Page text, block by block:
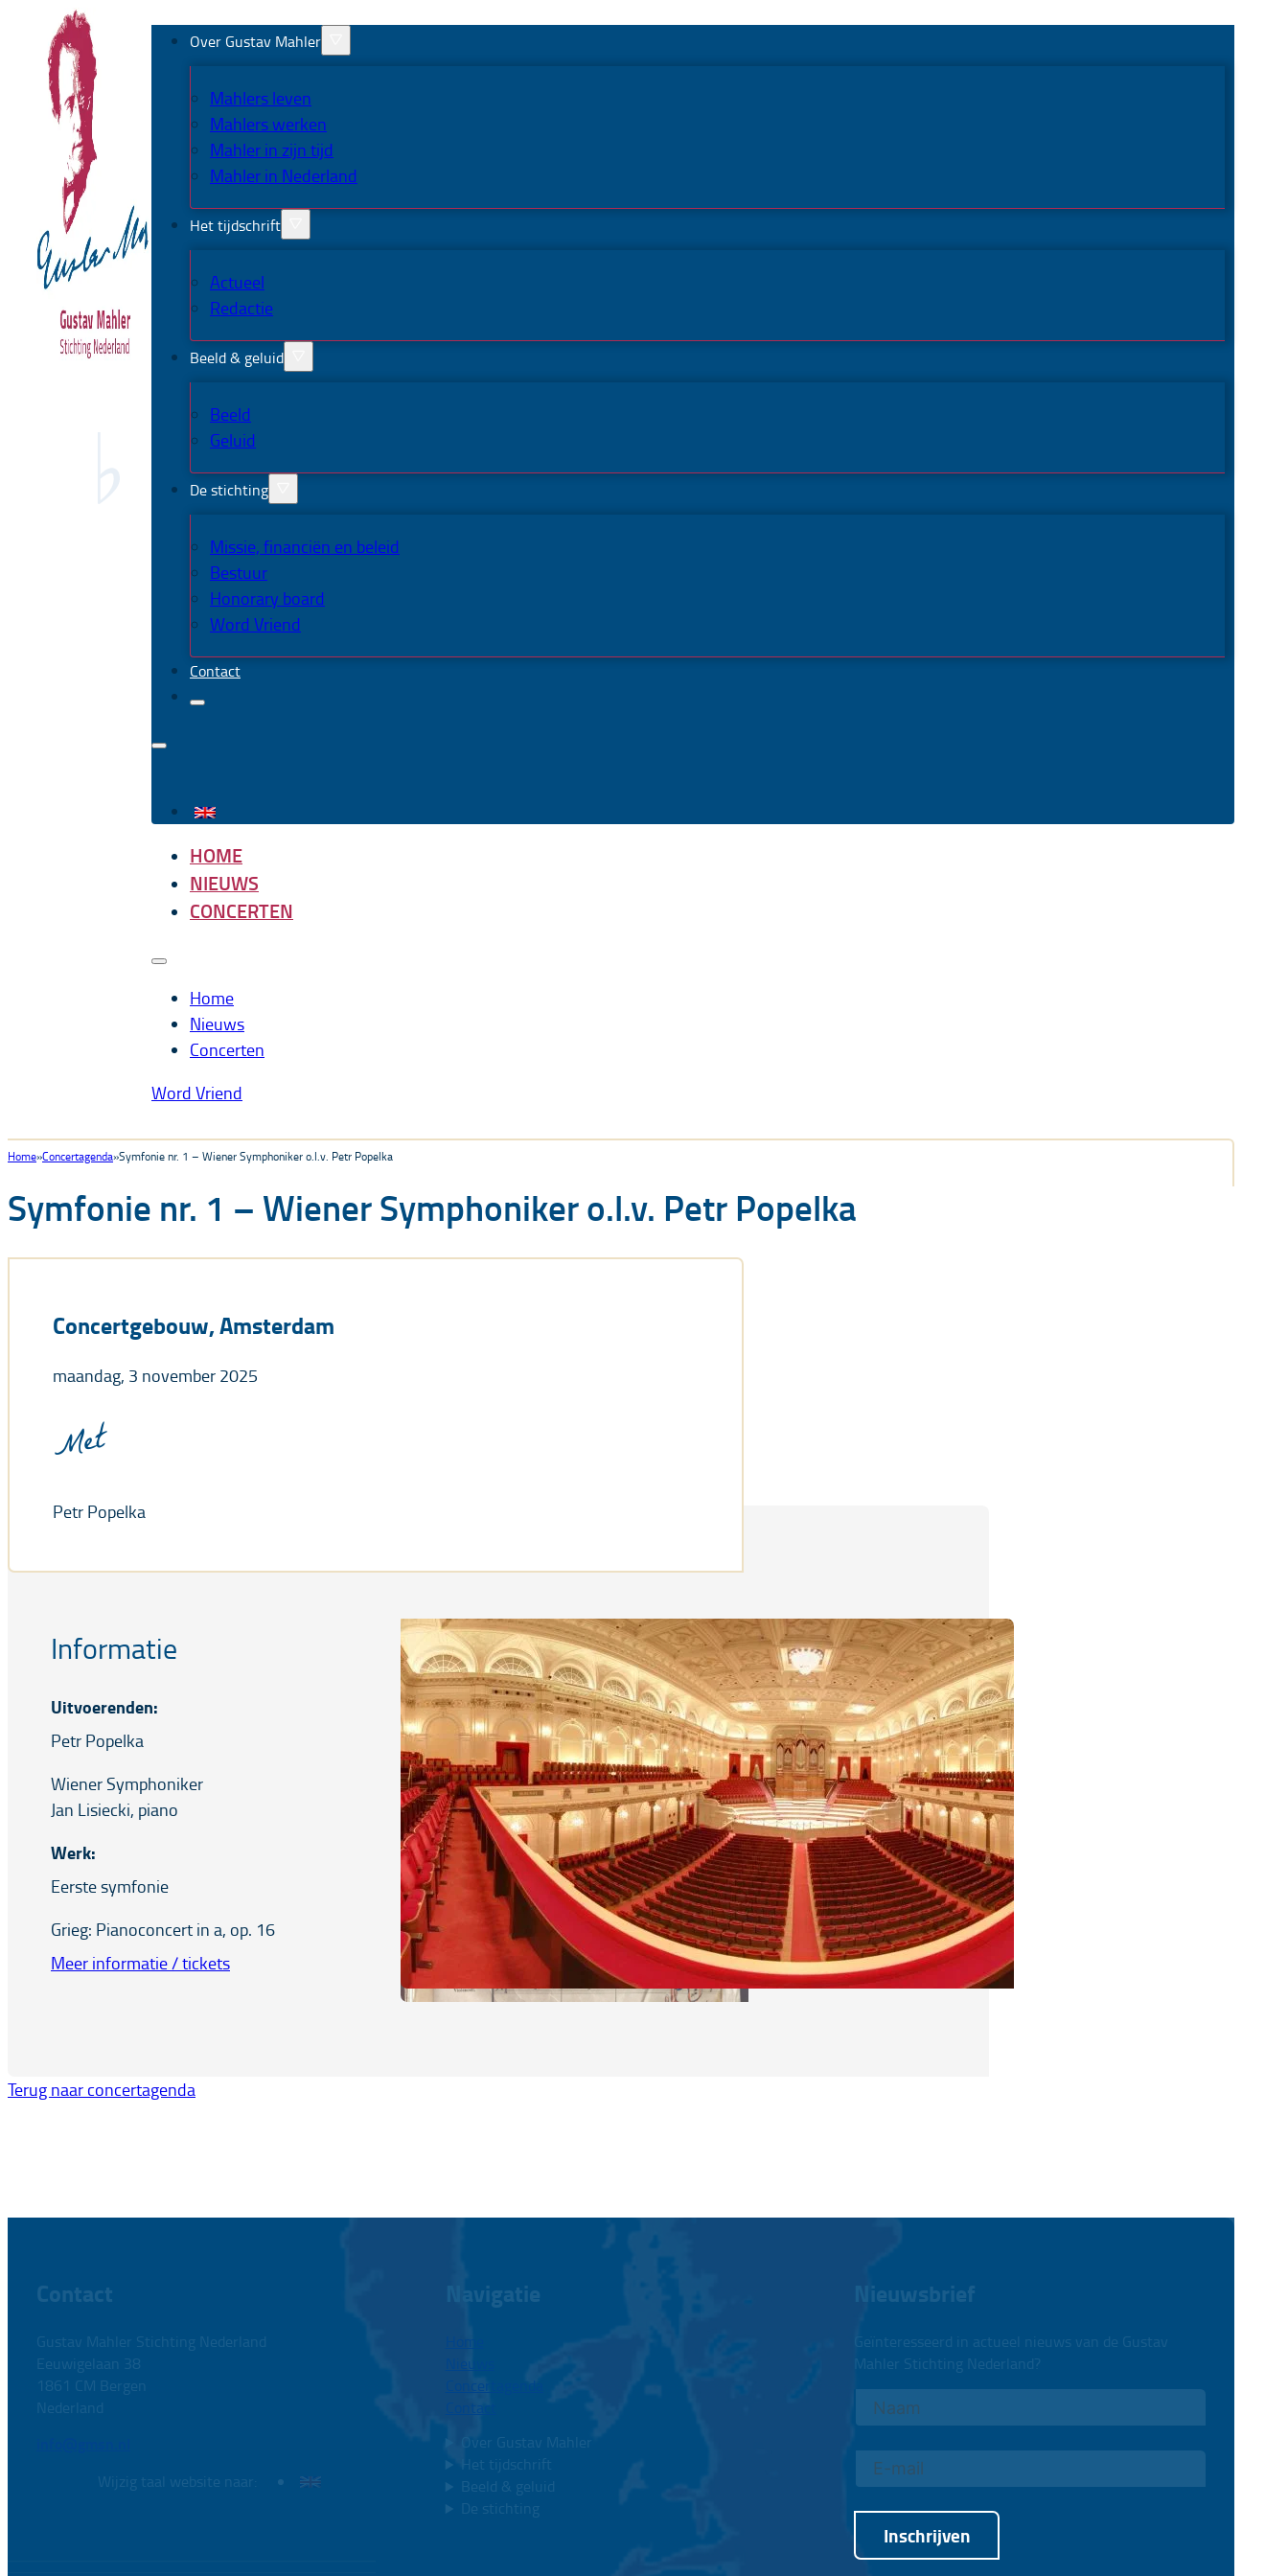
Over Gustav Mahler
Mahlers leven
Mahlers werken
Mahler in zijn tijd
Mahler in Nederland
Het tijdschrift
Actueel
Redactie
Beeld & geluid
Beeld
Geluid
De stichting
Missie, financiën en beleid
Bestuur
Honorary board
Word Vriend
Contact
HOME
NIEUWS
CONCERTEN
Home
Nieuws
Concerten
Word Vriend
Home Concertagenda Symfonie nr. 1 – Wiener Symphoniker o.l.v. Petr Popelka
Symfonie nr. 1 – Wiener Symphoniker o.l.v. Petr Popelka
Concertgebouw, Amsterdam
maandag, 3 november 2025
Met
Petr Popelka
Informatie
Uitvoerenden:
Petr Popelka
Wiener Symphoniker
Jan Lisiecki, piano
Werk:
Eerste symfonie
Grieg: Pianoconcert in a, op. 16
Meer informatie / tickets
Terug naar concertagenda
Contact
Gustav Mahler Stichting Nederland
Eeuwigelaan 38
1861 CM Bergen
Nederland
Wijzig taal website naar:
Navigatie
Over Gustav Mahler
Het tijdschrift
Beeld & geluid
De stichting
Nieuwsbrief
Geïnteresseerd in actueel nieuws van de Gustav
Mahler Stichting Nederland?
Inschrijven